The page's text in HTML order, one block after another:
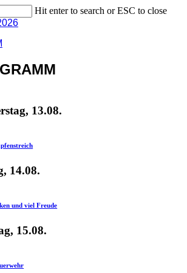
Hit enter to search or ESC to close
13.08.
14.08.
und viel Freude
15.08.